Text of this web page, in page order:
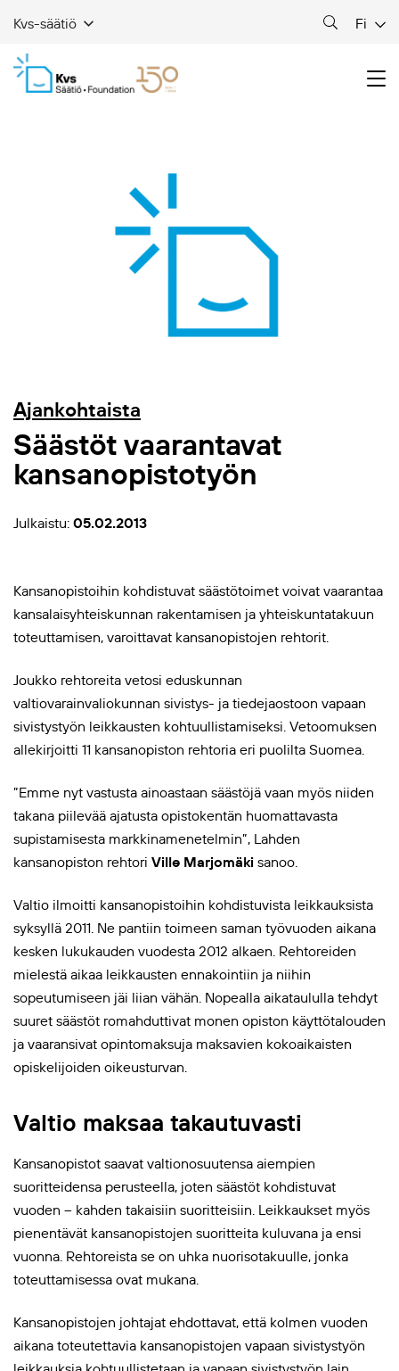
Kvs-säätiö Fi
Ajankohtaista
Säästöt vaarantavat
kansanopistotyön
Julkaistu: 05.02.2013
Kansanopistoihin kohdistuvat säästötoimet voivat vaarantaa
kansalaisyhteiskunnan rakentamisen ja yhteiskuntatakuun
toteuttamisen, varoittavat kansanopistojen rehtorit.
Joukko rehtoreita vetosi eduskunnan
valtiovarainvaliokunnan sivistys- ja tiedejaostoon vapaan
sivistystyön leikkausten kohtuullistamiseksi. Vetoomuksen
allekirjoitti 11 kansanopiston rehtoria eri puolilta Suomea.
”Emme nyt vastusta ainoastaan säästöjä vaan myös niiden
takana piilevää ajatusta opistokentän huomattavasta
supistamisesta markkinamenetelmin”, Lahden
kansanopiston rehtori Ville Marjomäki sanoo.
Valtio ilmoitti kansanopistoihin kohdistuvista leikkauksista
syksyllä 2011. Ne pantiin toimeen saman työvuoden aikana
kesken lukukauden vuodesta 2012 alkaen. Rehtoreiden
mielestä aikaa leikkausten ennakointiin ja niihin
sopeutumiseen jäi liian vähän. Nopealla aikataululla tehdyt
suuret säästöt romahduttivat monen opiston käyttötalouden
ja vaaransivat opintomaksuja maksavien kokoaikaisten
opiskelijoiden oikeusturvan.
Valtio maksaa takautuvasti
Kansanopistot saavat valtionosuutensa aiempien
suoritteidensa perusteella, joten säästöt kohdistuvat
vuoden – kahden takaisiin suoritteisiin. Leikkaukset myös
pienentävät kansanopistojen suoritteita kuluvana ja ensi
vuonna. Rehtoreista se on uhka nuorisotakuulle, jonka
toteuttamisessa ovat mukana.
Kansanopistojen johtajat ehdottavat, että kolmen vuoden
aikana toteutettavia kansanopistojen vapaan sivistystyön